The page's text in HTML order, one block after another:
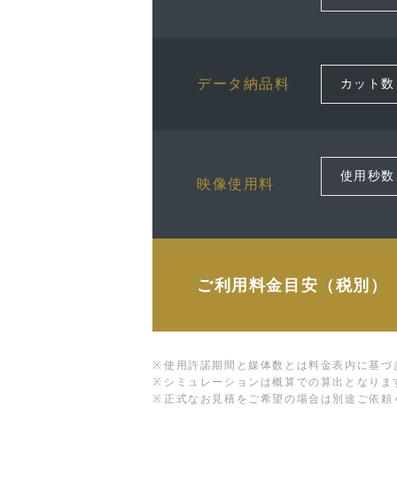
データ納品料
映像使用料
ご利用料金目安（税別）
※ 使用許諾期間と媒体数とは料金表内に基づ
※ シミュレーションは概算での算出となりま
※ 正式なお見積をご希望の場合は別途ご依頼